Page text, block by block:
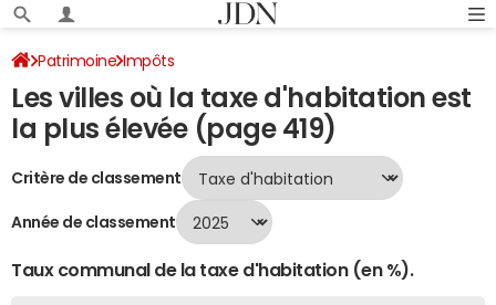
Patrimoine Impôts
Villes où la taxe d'habitation est la plus élevée Page 419
Les villes où la taxe d'habitation est
la plus élevée (page 419)
Critère de classement
Année de classement
Taux communal de la taxe d'habitation (en %).